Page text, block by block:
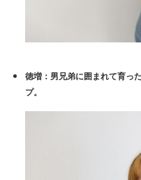
徳増 ：男兄弟に囲まれて育っ
プ。